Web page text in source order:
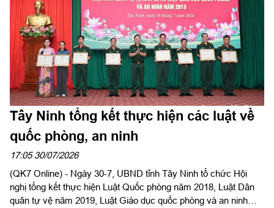
Tây Ninh tổng kết thực hiện các luật về
quốc phòng, an ninh
17:05 30/07/2026
(QK7 Online) - Ngày 30-7, UBND tỉnh Tây Ninh tổ chức Hội
nghị tổng kết thực hiện Luật Quốc phòng năm 2018, Luật Dân
quân tự vệ năm 2019, Luật Giáo dục quốc phòng và an ninh